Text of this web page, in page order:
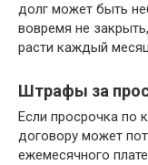
долг может быть
вовремя не
расти каждый
Штрафы за
Если просрочка по
договору может
ежемесячного